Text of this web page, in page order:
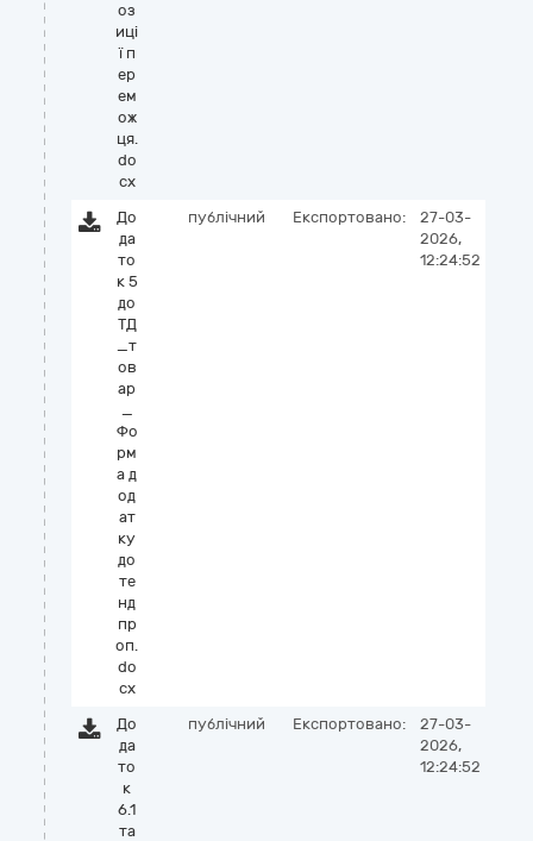
оз
иці
ї п
ер
ем
ож
ця.
do
cx
До
да
то
к 5
до
ТД
_т
ов
ар
_
Фо
рм
а д
од
ат
ку
до
те
нд
пр
оп.
do
cx
публічний Експортовано:
27-03-
2026,
12:24:52
До
да
то
к
6.1
та
публічний Експортовано:
27-03-
2026,
12:24:52